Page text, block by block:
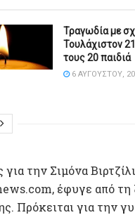
Τραγωδία με
Τουλάχιστον
τους 20 παιδιά
6 ΑΥΓΟΎΣΤΟΥ,
για την Σιμόνα
έφυγε από τη
Πρόκειται για την